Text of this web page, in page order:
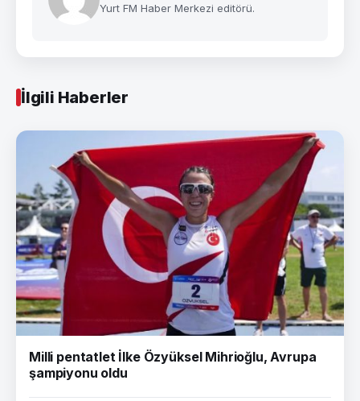
Yurt FM Haber Merkezi editörü.
İlgili Haberler
Milli pentatlet İlke Özyüksel Mihrioğlu, Avrupa
şampiyonu oldu